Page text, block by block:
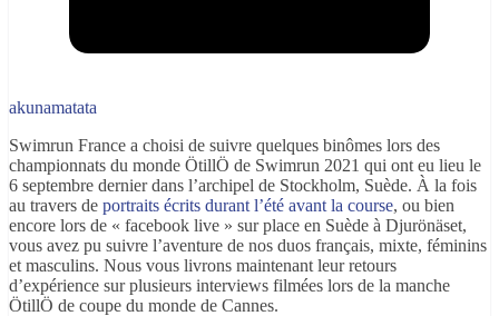
akunamatata
Swimrun France a choisi de suivre quelques binômes lors des
championnats du monde ÖtillÖ de Swimrun 2021 qui ont eu lieu le
6 septembre dernier dans l’archipel de Stockholm, Suède. À la fois
au travers de portraits écrits durant l’été avant la course, ou bien
encore lors de « facebook live » sur place en Suède à Djurönäset,
vous avez pu suivre l’aventure de nos duos français, mixte, féminins
et masculins. Nous vous livrons maintenant leur retours
d’expérience sur plusieurs interviews filmées lors de la manche
ÖtillÖ de coupe du monde de Cannes.